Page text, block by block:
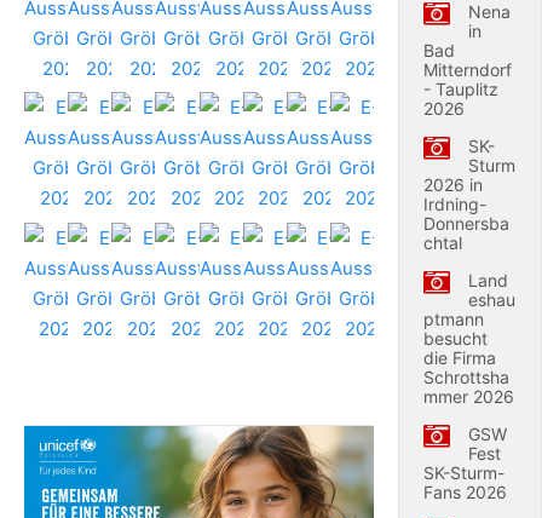
Nena
in
Bad
Mitterndorf
- Tauplitz
2026
SK-
Sturm
2026 in
Irdning-
Donnersba
chtal
Land
eshau
ptmann
besucht
die Firma
Schrottsha
mmer 2026
GSW
Fest
SK-Sturm-
Fans 2026